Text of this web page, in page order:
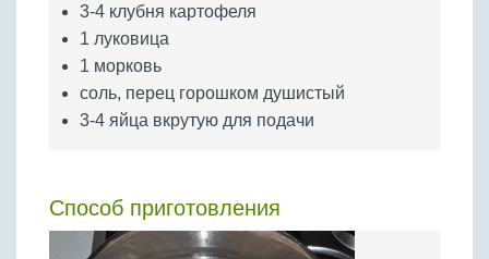
3-4 клубня картофеля
1 луковица
1 морковь
соль, перец горошком душистый
3-4 яйца вкрутую для подачи
Способ приготовления